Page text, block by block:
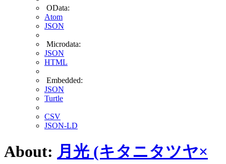
OData:
Atom
JSON
Microdata:
JSON
HTML
Embedded:
JSON
Turtle
CSV
JSON-LD
About: 月光 (キタニタツヤ×